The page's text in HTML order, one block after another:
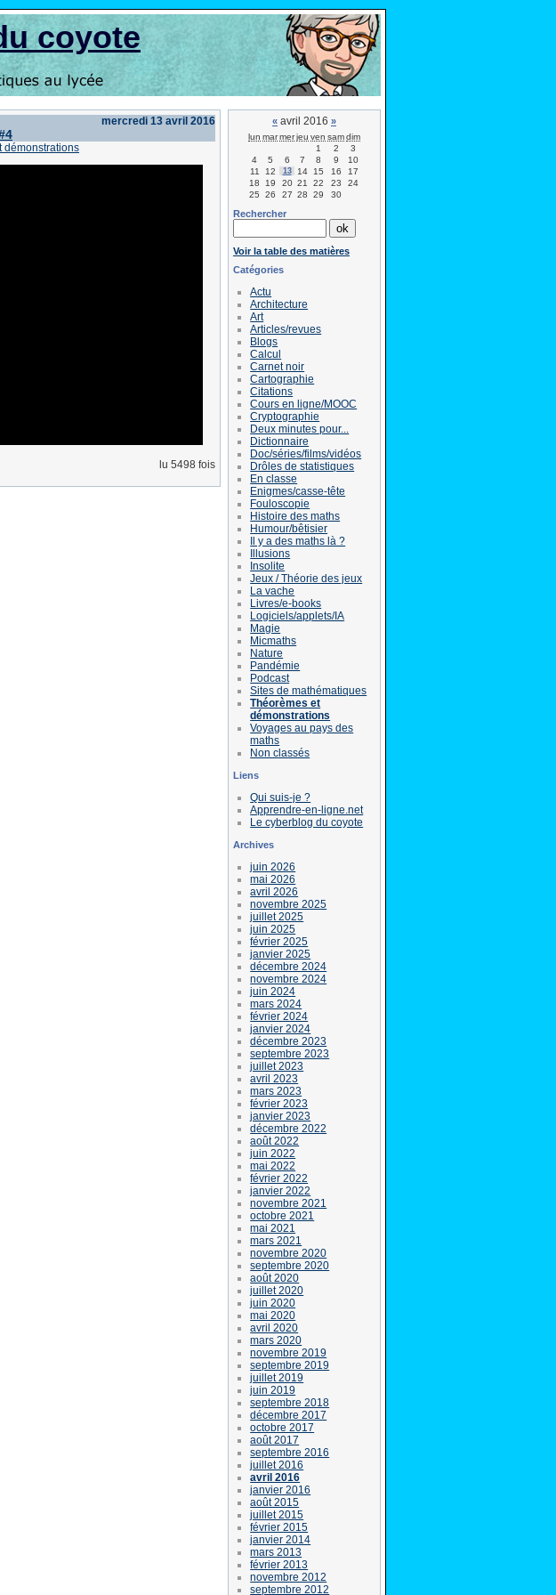
coyote
mercredi 13 avril 2016
démonstrations
lu 5498 fois
« avril 2016 »
lun marmerjeu ven samdim
1
2
3
4
5 6 7 8 9
10
11
12 13 14 15 16
17
18
19 20 21 22 23
24
25
26 27 28 29 30
Rechercher
Voir la table des matières
Catégories
Actu
Architecture
Art
Articles/revues
Blogs
Calcul
Carnet noir
Cartographie
Citations
Cours en ligne/MOOC
Cryptographie
Deux minutes pour...
Dictionnaire
Doc/séries/films/vidéos
Drôles de statistiques
En classe
Enigmes/casse-tête
Fouloscopie
Histoire des maths
Humour/bêtisier
Il y a des maths là ?
Illusions
Insolite
Jeux / Théorie des jeux
La vache
Livres/e-books
Logiciels/applets/IA
Magie
Micmaths
Nature
Pandémie
Podcast
Sites de mathématiques
Théorèmes et
démonstrations
Voyages au pays des
maths
Non classés
Liens
Qui suis-je ?
Apprendre-en-ligne.net
Le cyberblog du coyote
Archives
juin 2026
mai 2026
avril 2026
novembre 2025
juillet 2025
juin 2025
février 2025
janvier 2025
décembre 2024
novembre 2024
juin 2024
mars 2024
février 2024
janvier 2024
décembre 2023
septembre 2023
juillet 2023
avril 2023
mars 2023
février 2023
janvier 2023
décembre 2022
août 2022
juin 2022
mai 2022
février 2022
janvier 2022
novembre 2021
octobre 2021
mai 2021
mars 2021
novembre 2020
septembre 2020
août 2020
juillet 2020
juin 2020
mai 2020
avril 2020
mars 2020
novembre 2019
septembre 2019
juillet 2019
juin 2019
septembre 2018
décembre 2017
octobre 2017
août 2017
septembre 2016
juillet 2016
avril 2016
janvier 2016
août 2015
juillet 2015
février 2015
janvier 2014
mars 2013
février 2013
novembre 2012
septembre 2012